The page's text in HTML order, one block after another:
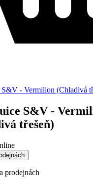
S&V - Vermilion (Chladivá
S&V -
třešeň)
prodejnách